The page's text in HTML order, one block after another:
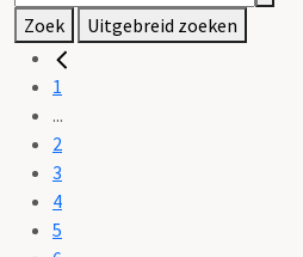
Zoek Uitgebreid zoeken
1
...
2
3
4
5